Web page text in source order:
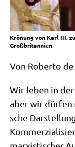
Krönung von Karl III.
Großbritannien
Von Rober­to
Wir leben in der
aber wir dür­fen
sche